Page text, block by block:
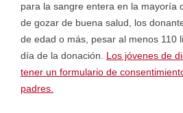
para la sangre entera en la mayoría
de gozar de buena salud, los
de edad o más, pesar al menos 110
día de la donación. Los jóvenes de
tener un formulario de
padres.